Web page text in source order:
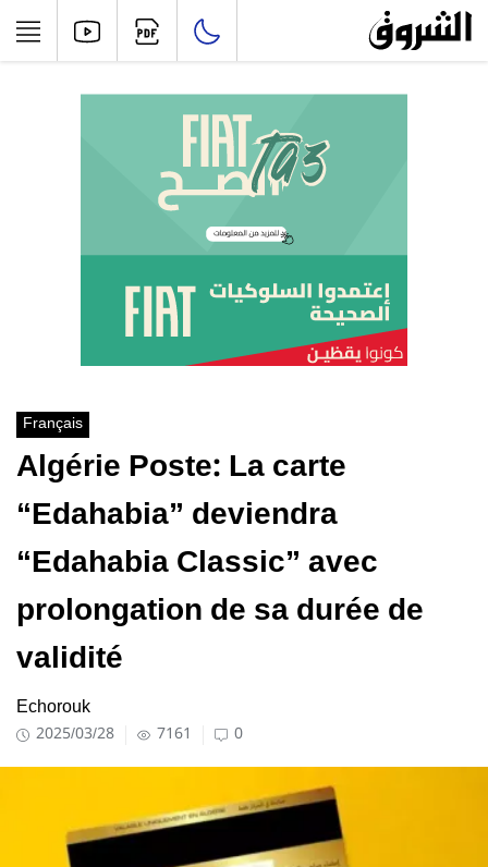
Français
Algérie Poste: La carte
“Edahabia” deviendra
“Edahabia Classic” avec
prolongation de sa durée de
validité
Echorouk
2025/03/28 7161 0